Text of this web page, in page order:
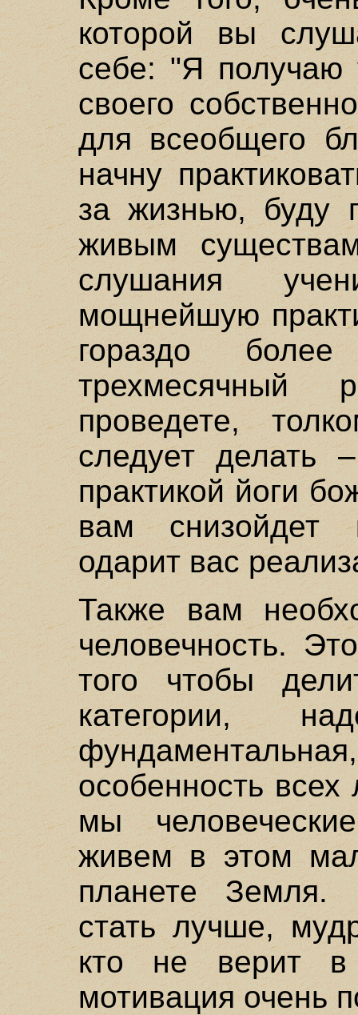
которой вы
себе: "Я получаю
своего
для всеобщего
начну
за жизнью, буду
живым
слушания
мощнейшую
гораздо
трехмесячный
проведете,
следует делать
практикой йоги
вам снизойдет
одарит вас
Также вам
человечность.
того чтобы
категории,
особенность
мы
живем в этом
планете Земля.
стать лучше,
кто не верит в
мотивация очень